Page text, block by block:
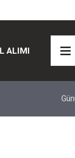
ALIMI
Eğiti Bir